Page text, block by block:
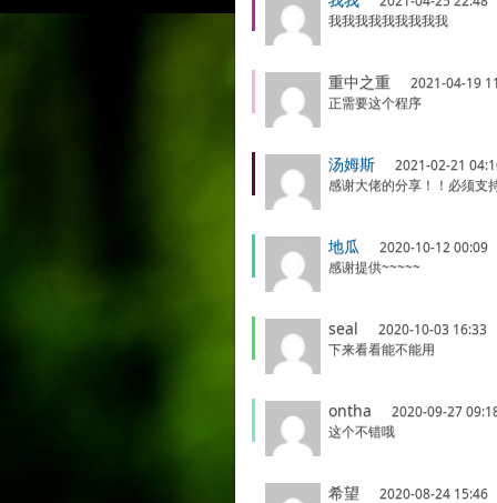
我我我我我我我我我
重中之重
2021-04-19
正需要这个程序
汤姆斯
2021-02-21
感谢大佬的分享！！必须支
地瓜
2020-10-12 00:09
感谢提供~~~~~
seal
2020-10-03 16:33
下来看看能不能用
ontha
2020-09-27
这个不错哦
希望
2020-08-24 15:46